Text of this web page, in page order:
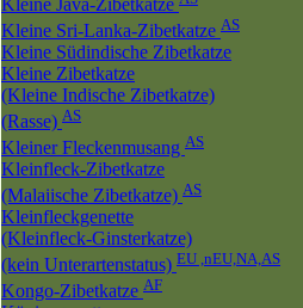
Kleine Java-Zibetkatze
Kleine Sri-Lanka-Zibetkatze AS
Kleine Südindische Zibetkatze
Kleine Zibetkatze
(Kleine Indische Zibetkatze)
(Rasse) AS
Kleiner Fleckenmusang AS
Kleinfleck-Zibetkatze
(Malaiische Zibetkatze) AS
Kleinfleckgenette
(Kleinfleck-Ginsterkatze)
(kein Unterartenstatus) EU ,nEU,NA,AS
Kongo-Zibetkatze AF